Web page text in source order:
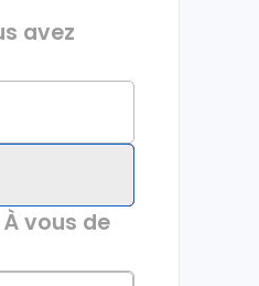
avez
vous de